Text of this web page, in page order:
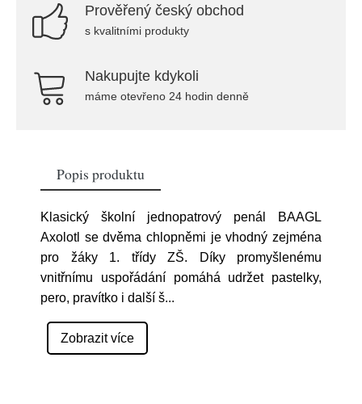
Prověřený český obchod
s kvalitními produkty
Nakupujte kdykoli
máme otevřeno 24 hodin denně
Popis produktu
Klasický školní jednopatrový penál BAAGL
Axolotl se dvěma chlopněmi je vhodný zejména
pro žáky 1. třídy ZŠ. Díky promyšlenému
vnitřnímu uspořádání pomáhá udržet pastelky,
pero, pravítko i další š...
Zobrazit více